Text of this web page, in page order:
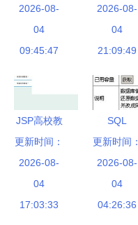
采购首选
高质低价策
略收获8成
赖
2026-08-
04
09:45:47
务行业协会
以数据库赋
能行业咨询
2026-08-
04
21:09:49
JSP高校教
学督导管理
系统的设计
与开发 从
HC809源码
更新时间：
2026-08-
04
17:03:33
SQL
Server数据
库综合管理
方法与专业
咨询服务指
更新时间：
2026-08-
04
04:26:36